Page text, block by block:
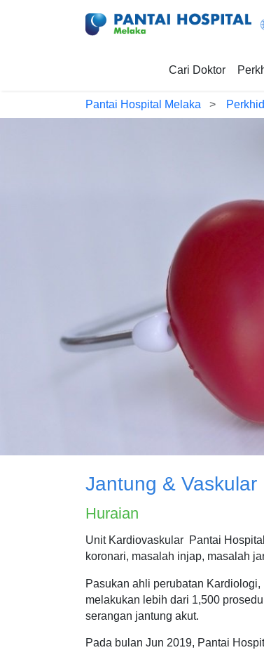
Cari Doktor
Pantai Hospital Melaka
Jantung & Vaskular
Huraian
Unit Kardiovaskular Pantai
koronari, masalah injap, masalah
Pasukan ahli perubatan
melakukan lebih dari 1,500
serangan jantung akut.
Pada bulan Jun 2019, Pantai